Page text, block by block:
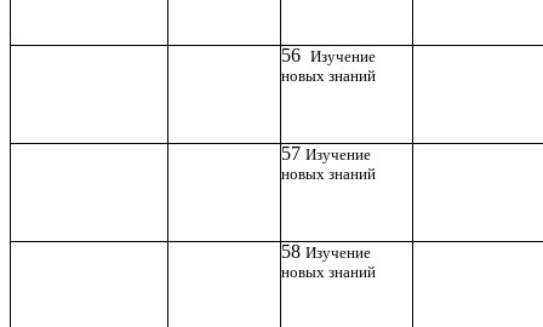
56 Изучение
новых знаний
57 Изучение
новых знаний
58 Изучение
новых знаний